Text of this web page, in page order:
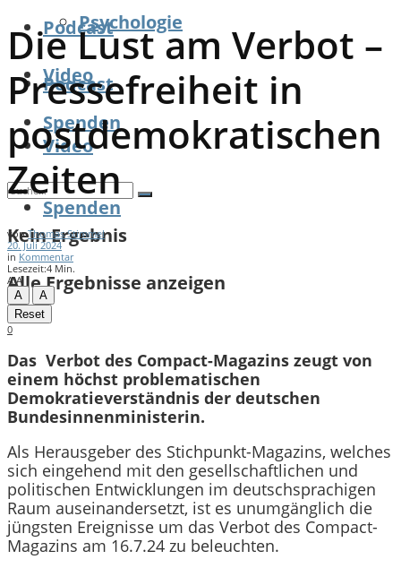
Psychologie
Podcast
Video
Spenden
Podcast
Video
Spenden
Kein Ergebnis
Alle Ergebnisse anzeigen
Die Lust am Verbot –
Pressefreiheit in
postdemokratischen
Zeiten
von Thomas Stimmel
20. Juli 2024
in Kommentar
Lesezeit:4 Min.
A A
A
A
Reset
0
Das Verbot des Compact-Magazins zeugt von
einem höchst problematischen
Demokratieverständnis der deutschen
Bundesinnenministerin.
Als Herausgeber des Stichpunkt-Magazins, welches
sich eingehend mit den gesellschaftlichen und
politischen Entwicklungen im deutschsprachigen
Raum auseinandersetzt, ist es unumgänglich die
jüngsten Ereignisse um das Verbot des Compact-
Magazins am 16.7.24 zu beleuchten.